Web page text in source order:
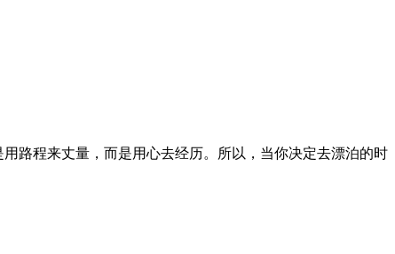
路程来丈量，而是用心去经历。所以，当你决定去漂泊的时